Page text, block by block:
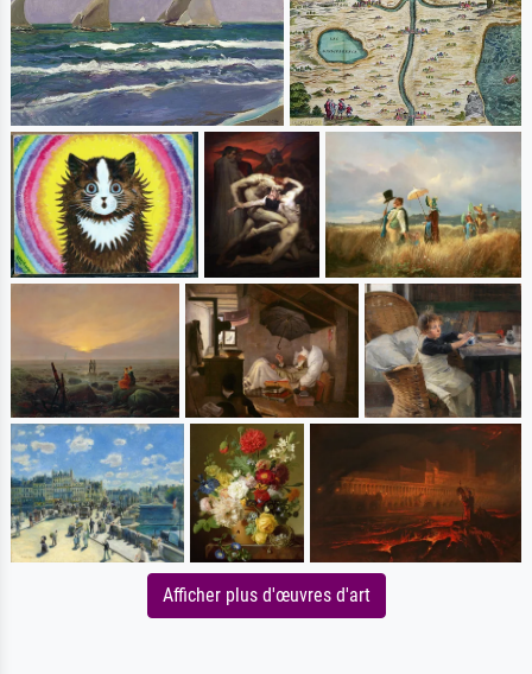
Afficher plus d'œuvres d'art